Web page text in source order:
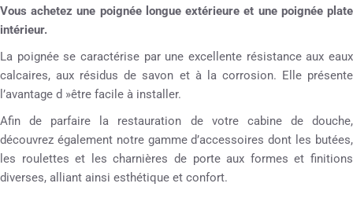
Vous achetez une poignée longue extérieure et une poignée plate
intérieur.
La poignée se caractérise par une excellente résistance aux eaux
calcaires, aux résidus de savon et à la corrosion. Elle présente
l’avantage d »être facile à installer.
Afin de parfaire la restauration de votre cabine de douche,
découvrez également notre gamme d’accessoires dont les butées,
les roulettes et les charnières de porte aux formes et finitions
diverses, alliant ainsi esthétique et confort.